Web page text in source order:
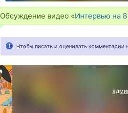
Обсуждение видео «Интервью на
Чтобы писать и оценивать комментарии